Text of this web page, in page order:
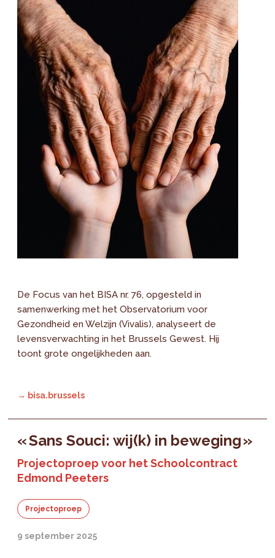
De Focus van het BISA nr. 76, opgesteld in
samenwerking met het Observatorium voor
Gezondheid en Welzijn (Vivalis), analyseert de
levensverwachting in het Brussels Gewest. Hij
toont grote ongelijkheden aan.
→ bisa.brussels
« Sans Souci: wij(k) in beweging »
Projectoproep voor het Schoolcontract
Edmond Peeters
Projectoproep
9 september 2025